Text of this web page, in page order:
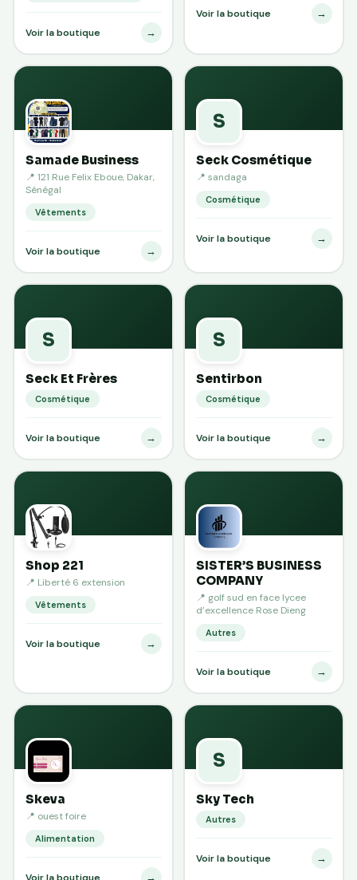
Voir la boutique →
Voir la boutique →
Samade Business
📍 121 Rue Felix Eboue, Dakar,
Sénégal
Vêtements
Voir la boutique →
S
Seck Cosmétique
📍 sandaga
Cosmétique
Voir la boutique →
S
Seck Et Frères
Cosmétique
Voir la boutique →
S
Sentirbon
Cosmétique
Voir la boutique →
Shop 221
📍 Liberté 6 extension
Vêtements
Voir la boutique →
SISTER’S BUSINESS
COMPANY
📍 golf sud en face lycee
d’excellence Rose Dieng
Autres
Voir la boutique →
Skeva
📍 ouest foire
Alimentation
Voir la boutique →
S
Sky Tech
Autres
Voir la boutique →